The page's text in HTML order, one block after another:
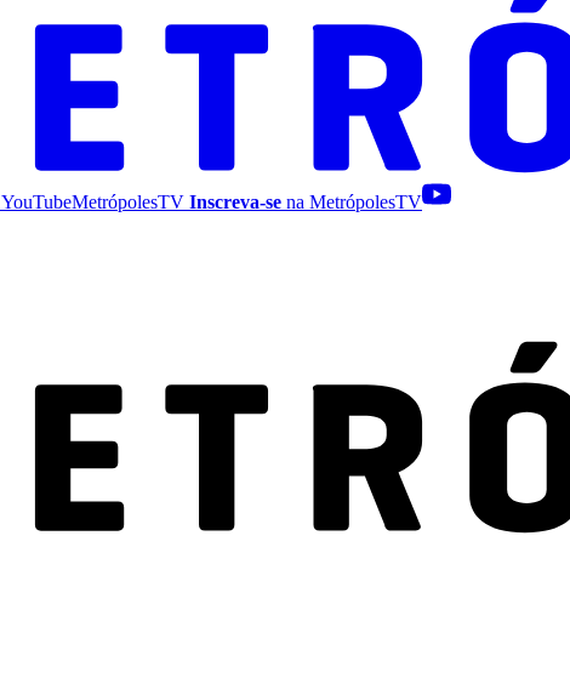
YouTubeMetrópolesTV Inscreva-se na MetrópolesTV